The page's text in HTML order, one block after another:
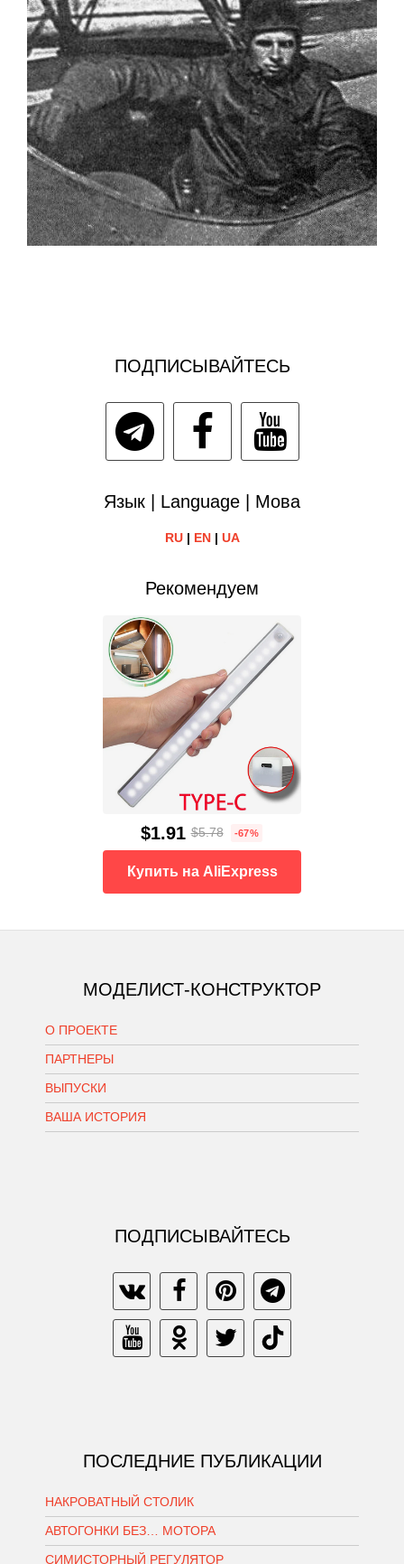
ПОДПИСЫВАЙТЕСЬ
Язык | Language | Мова
RU| EN| UA
Рекомендуем
$1.91 $5.78 -67%
Купить на AliExpress
МОДЕЛИСТ-КОНСТРУКТОР
О ПРОЕКТЕ
ПАРТНЕРЫ
ВЫПУСКИ
ВАША ИСТОРИЯ
ПОДПИСЫВАЙТЕСЬ
ПОСЛЕДНИЕ ПУБЛИКАЦИИ
НАКРОВАТНЫЙ СТОЛИК
АВТОГОНКИ БЕЗ… МОТОРА
СИМИСТОРНЫЙ РЕГУЛЯТОР